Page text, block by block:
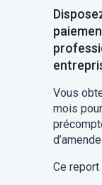
Vous
mois
Ce report